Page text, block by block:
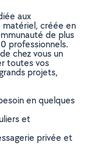
aux
créée en
de plus
professionnels.
chez vous un
toutes vos
projets,
en quelques
et
privée et